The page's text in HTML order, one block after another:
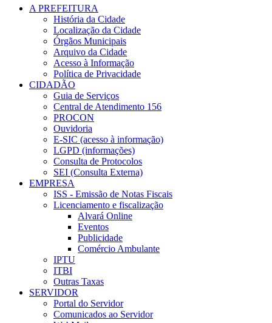
A PREFEITURA
História da Cidade
Localização da Cidade
Órgãos Municipais
Arquivo da Cidade
Acesso à Informação
Política de Privacidade
CIDADÃO
Guia de Serviços
Central de Atendimento 156
PROCON
Ouvidoria
E-SIC (acesso à informação)
LGPD (informações)
Consulta de Protocolos
SEI (Consulta Externa)
EMPRESA
ISS - Emissão de Notas Fiscais
Licenciamento e fiscalização
Alvará Online
Eventos
Publicidade
Comércio Ambulante
IPTU
ITBI
Outras Taxas
SERVIDOR
Portal do Servidor
Comunicados ao Servidor